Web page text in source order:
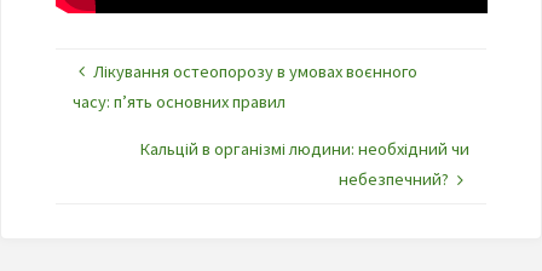
Лікування остеопорозу в умовах воєнного
часу: п’ять основних правил
Кальцій в організмі людини: необхідний чи
небезпечний?